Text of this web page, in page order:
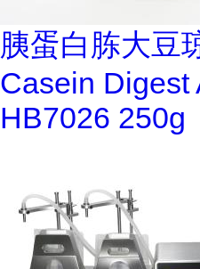
胰蛋白胨大豆
Casein Digest
HB7026 250g